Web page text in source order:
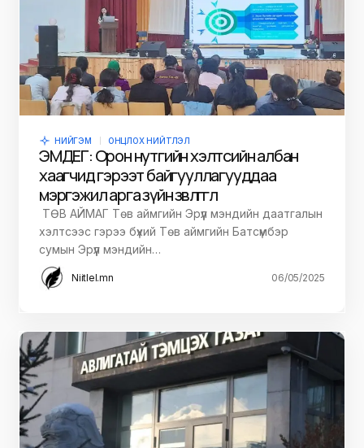
НИЙГЭМ ОНЦЛОХ НИЙТЛЭЛ
ЭМДЕГ: Орон нутгийн хэлтсийн албан
хаагчид гэрээт байгууллагууддаа
мэргэжил арга зүйн зөвлөгөө өглөө
ТӨВ АЙМАГ Төв аймгийн Эрүүл мэндийн даатгалын
хэлтсээс гэрээ бүхий Төв аймгийн Батсүмбэр
сумын Эрүүл мэндийн…
Niitlel.mn 06/05/2025